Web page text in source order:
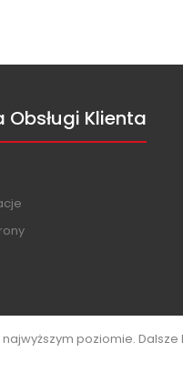
poziomie.
Obsługi Klienta